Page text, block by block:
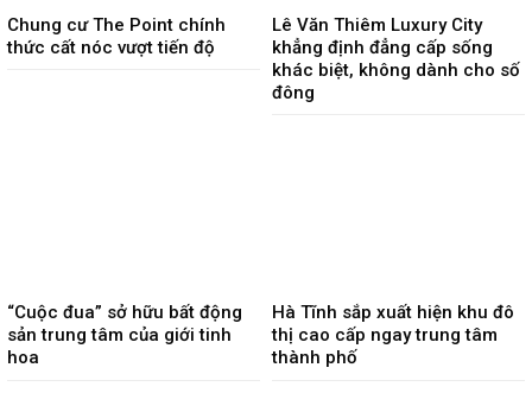
Chung cư The Point chính
thức cất nóc vượt tiến độ
Lê Văn Thiêm Luxury City
khẳng định đẳng cấp sống
khác biệt, không dành cho số
đông
“Cuộc đua” sở hữu bất động
sản trung tâm của giới tinh
hoa
Hà Tĩnh sắp xuất hiện khu đô
thị cao cấp ngay trung tâm
thành phố